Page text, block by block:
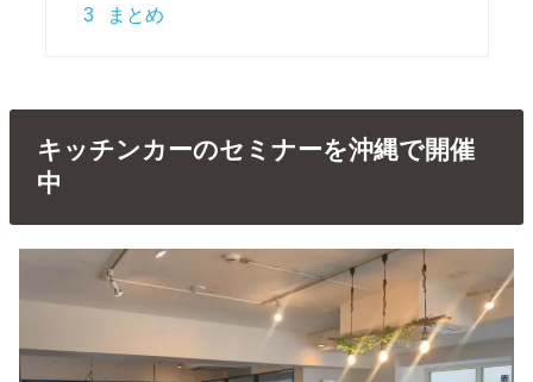
3 まとめ
キッチンカーのセミナーを沖縄で開催
中